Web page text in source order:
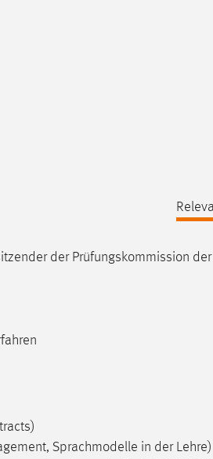
der Prüfungskommission
Sprachmodelle in der Lehre)